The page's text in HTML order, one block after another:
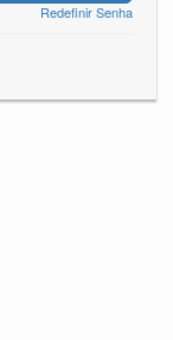
Redefinir Senha